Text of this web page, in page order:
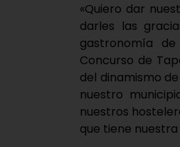
«Quiero dar
darles las
gastronomía
Concurso de
del dinamismo
nuestro
nuestros
que tiene